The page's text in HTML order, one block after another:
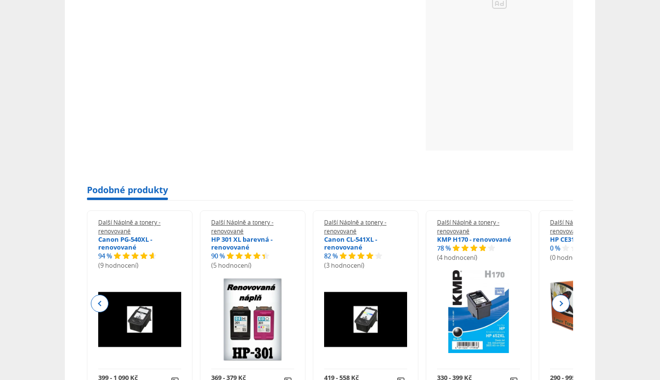
Podobné produkty
Další Náplně a tonery -
renovované
Canon PG-540XL -
renovované
94 %
(9 hodnocení)
399 - 1 090 Kč
Další Náplně a tonery -
renovované
HP 301 XL barevná -
renovované
90 %
(5 hodnocení)
369 - 379 Kč
Další Náplně a tonery -
renovované
Canon CL-541XL -
renovované
82 %
(3 hodnocení)
419 - 558 Kč
Další Náplně a tonery -
renovované
KMP H170 - renovované
78 %
(4 hodnocení)
330 - 399 Kč
Další Náplně a tonery -
renovované
HP CE312A - renovované
0 %
(0 hodnocení)
290 - 995 Kč
Previous Next